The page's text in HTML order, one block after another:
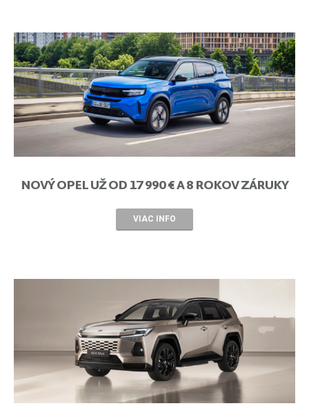
NOVÝ OPEL UŽ OD 17 990 € A 8 ROKOV ZÁRUKY
VIAC INFO